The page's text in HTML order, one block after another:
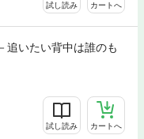
試し読み カートへ
追いたい背中は誰のも
試し読み カートへ